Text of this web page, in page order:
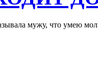
мужу, что умею